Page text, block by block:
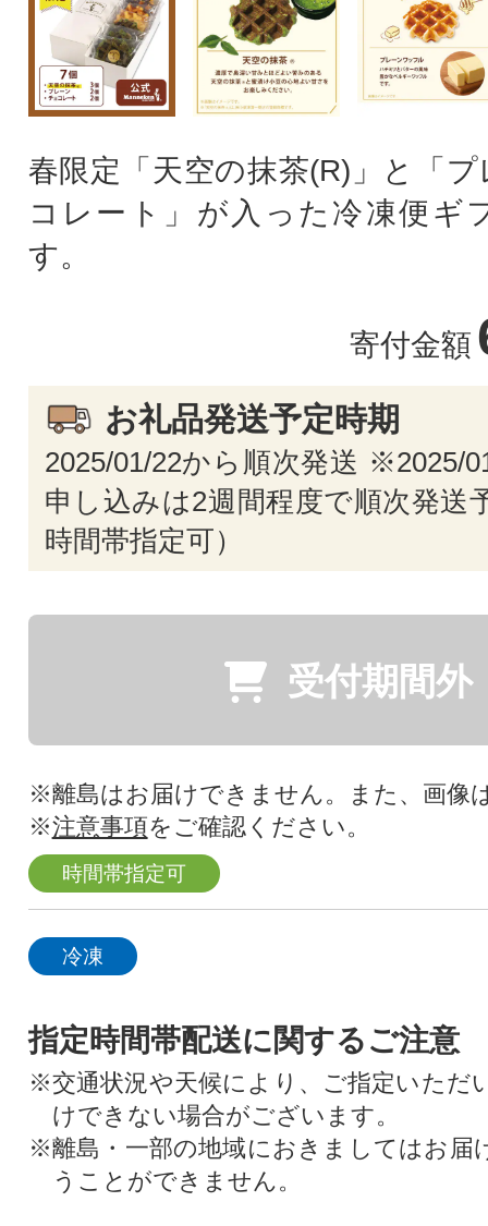
春限定「天空の抹茶(R)」と「
コレート」が入った冷凍便ギ
す。
寄付金額
お礼品発送予定時期
2025/01/22から順次発送 ※2025/
申し込みは2週間程度で順次発送
時間帯指定可）
受付期間外
※離島はお届けできません。また、画像
※注意事項をご確認ください。
時間帯指定可
冷凍
指定時間帯配送に関するご注意
※交通状況や天候により、ご指定いただ
けできない場合がございます。
※離島・一部の地域におきましてはお届
うことができません。